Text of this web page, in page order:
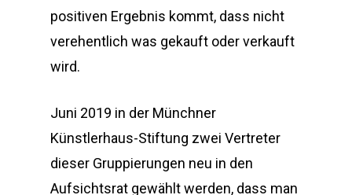
positiven Ergebnis kommt, dass nicht
verehentlich was gekauft oder verkauft
wird.
Juni 2019 in der Münchner
Künstlerhaus-Stiftung zwei Vertreter
dieser Gruppierungen neu in den
Aufsichtsrat gewählt werden, dass man